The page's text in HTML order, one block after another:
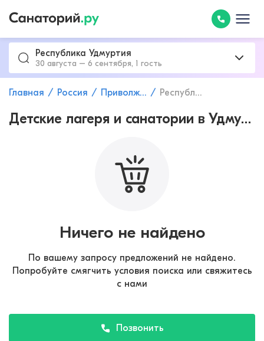
Республика Удмуртия
30 августа – 6 сентября, 1 гость
Главная Россия Приволжский федеральный округ Республика Удмуртия
Детские лагеря и санатории в Удмуртии
Ничего не найдено
По вашему запросу предложений не найдено.
Попробуйте смягчить условия поиска или свяжитесь
с нами
Позвонить